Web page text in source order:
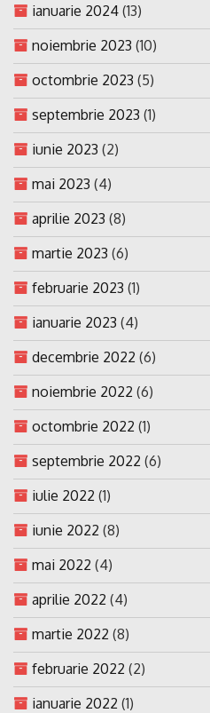
ianuarie 2024 (13)
noiembrie 2023 (10)
octombrie 2023 (5)
septembrie 2023 (1)
iunie 2023 (2)
mai 2023 (4)
aprilie 2023 (8)
martie 2023 (6)
februarie 2023 (1)
ianuarie 2023 (4)
decembrie 2022 (6)
noiembrie 2022 (6)
octombrie 2022 (1)
septembrie 2022 (6)
iulie 2022 (1)
iunie 2022 (8)
mai 2022 (4)
aprilie 2022 (4)
martie 2022 (8)
februarie 2022 (2)
ianuarie 2022 (1)